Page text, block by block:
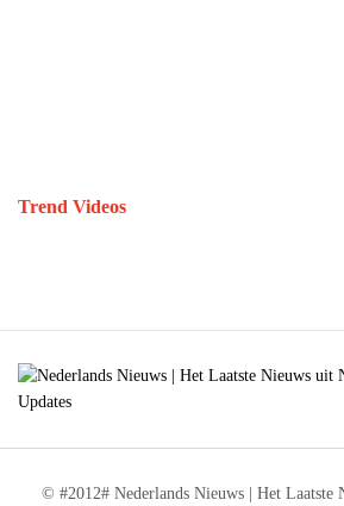
Trend Videos
© #2012# Nederlands Nieuws | Het Laatste